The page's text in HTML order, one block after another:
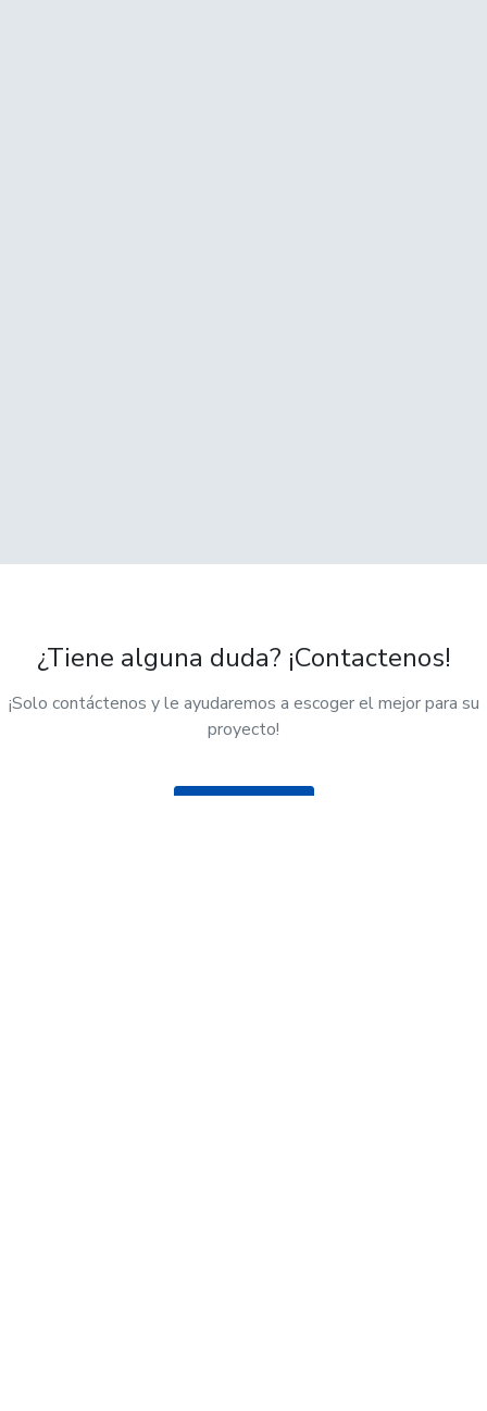
¿Tiene alguna duda? ¡Contactenos!
¡Solo contáctenos y le ayudaremos a escoger el mejor para su
proyecto!